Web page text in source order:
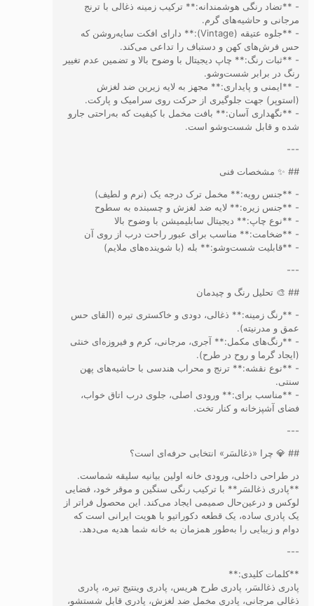
- **تضاد رنگی هوشمندانه:** ترکیب زمینه ذغالی با ترنج
مرجانی و حاشیه‌های گرم.
- **جلوه عتیقه (Vintage):** دارای افکت سایه‌روشن که
حس فرش‌های کهن و دستباف را تداعی می‌کند.
- **ثبات رنگ:** چاپ دیجیتال با وضوح بالا و تضمین عدم تغییر
رنگ در برابر شست‌وشو.
- **ایمنی و پایداری:** مجهز به لایه زیرین ضد لغزش
(استوپر) جهت جلوگیری از حرکت روی سرامیک و پارکت.
- **نگهداری آسان:** بافت مخمل با کیفیت که به‌راحتی جارو
شده و قابل شست‌وشو است.
---
## ✨ مشخصات فنی
- **جنس رویه:** مخمل ترک درجه یک (نرم و لطیف)
- **جنس زیره:** لایه ضد لغزش و چسبنده به سطوح
- **نوع چاپ:** دیجیتال سابلیمیشن با وضوح بالا
- **ضخامت:** مناسب برای عبور راحت درب از روی آن
- **قابلیت شست‌وشو:** بله (با شوینده‌های ملایم)
---
## 🎨 تحلیل رنگ و چیدمان
- **رنگ زمینه:** ذغالی، دودی و خاکستری تیره (القای حس
عمق و مدرنیته).
- **رنگ‌های مکمل:** آجری، مرجانی، کرم و فیروزه‌ای خنثی
(ایجاد گرما و روح در طرح).
- **نوع نقشه:** ترنج و محراب هندسی با حاشیه‌های پهن
سنتی.
- **مناسب برای:** ورودی اصلی، جلوی درب اتاق خواب،
فضای آشپزخانه و کنار تخت.
---
## 💎 چرا «ذغالسَر» انتخابی حرفه‌ای است؟
در طراحی داخلی، ورودی خانه اولین بیانیه سلیقه شماست.
**پادری ذغالسَر** با ترکیب رنگی سنگین و موقر خود، فضایی
لوکس و درعین‌حال صمیمی ایجاد می‌کند. این محصول فراتر از
یک پادری ساده، یک قطعه دکوراتیو با هویت ایرانی است که
دوام و زیبایی را به‌طور همزمان به خانه شما هدیه می‌دهد.
---
**کلمات کلیدی:**
پادری ذغالسَر، پادری طرح هریس، پادری وینتیج تیره، پادری
ذغالی مرجانی، پادری مخمل ضد لغزش، پادری قابل شستشو،